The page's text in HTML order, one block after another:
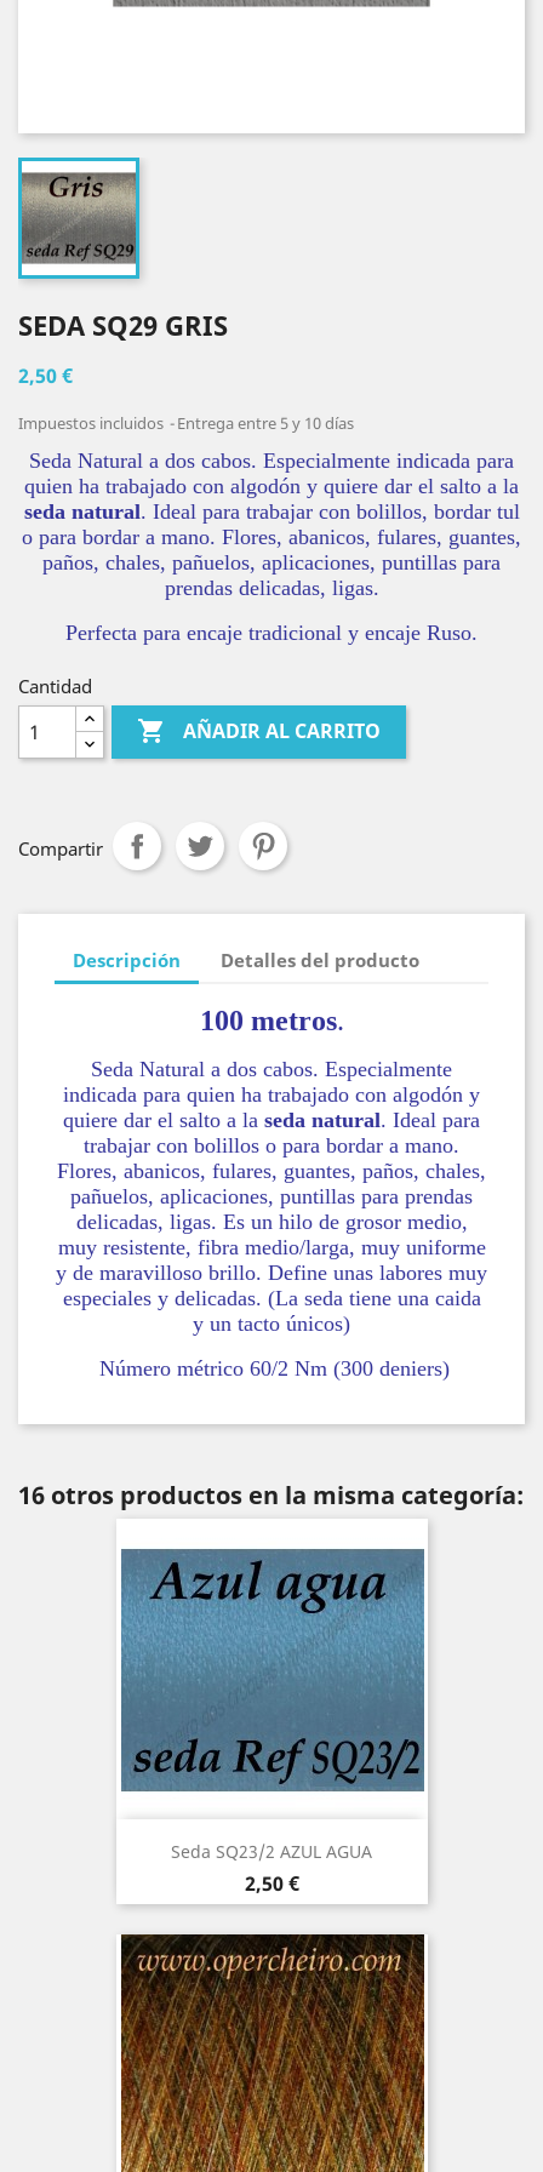
SEDA SQ29 GRIS
2,50 €
Impuestos incluidos Entrega entre 5 y 10 días
Seda Natural a dos cabos. Especialmente indicada para
quien ha trabajado con algodón y quiere dar el salto a la
seda natural. Ideal para trabajar con bolillos, bordar tul
o para bordar a mano. Flores, abanicos, fulares, guantes,
paños, chales, pañuelos, aplicaciones, puntillas para
prendas delicadas, ligas.
Perfecta para encaje tradicional y encaje Ruso.
Cantidad
 AÑADIR AL CARRITO
Compartir
Descripción Detalles del producto
100 metros.
Seda Natural a dos cabos. Especialmente
indicada para quien ha trabajado con algodón y
quiere dar el salto a la seda natural. Ideal para
trabajar con bolillos o para bordar a mano.
Flores, abanicos, fulares, guantes, paños, chales,
pañuelos, aplicaciones, puntillas para prendas
delicadas, ligas. Es un hilo de grosor medio,
muy resistente, fibra medio/larga, muy uniforme
y de maravilloso brillo. Define unas labores muy
especiales y delicadas. (La seda tiene una caida
y un tacto únicos)
Número métrico 60/2 Nm (300 deniers)
16 otros productos en la misma categoría:
Seda SQ23/2 AZUL AGUA
Precio
2,50 €